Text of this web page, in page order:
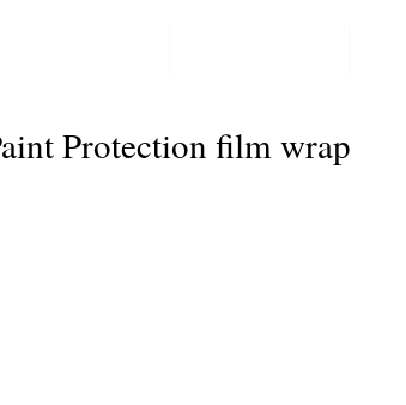
Protection film wrap